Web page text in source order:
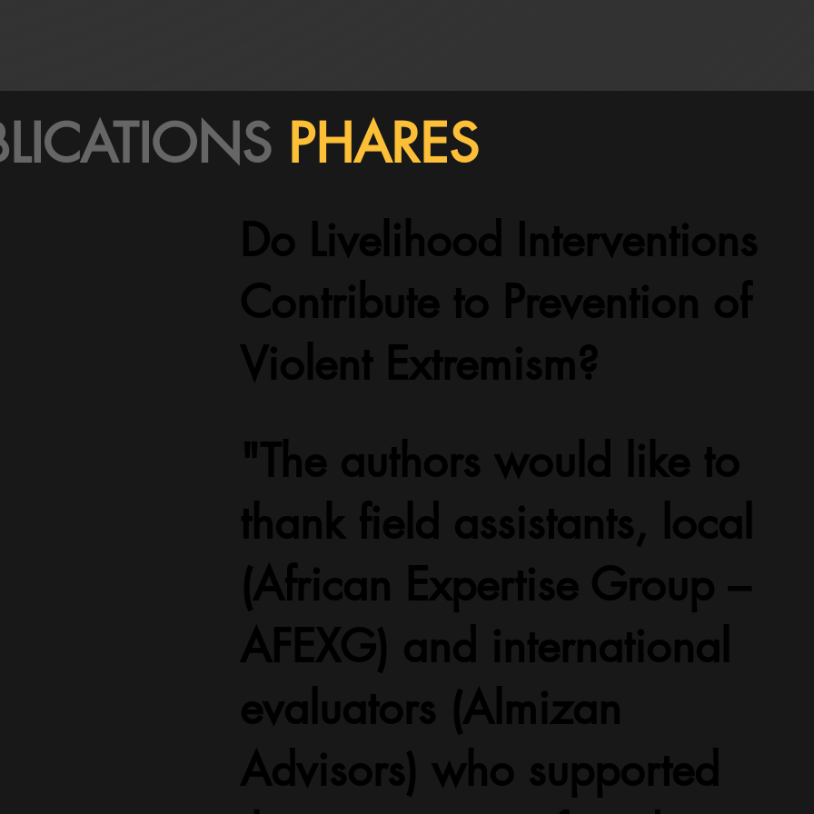
PHARES
Do Livelihood Interventions
Contribute to Prevention of
Violent Extremism?
"The authors would like to
thank field assistants, local
(African Expertise Group –
AFEXG) and international
evaluators (Almizan
Advisors) who supported